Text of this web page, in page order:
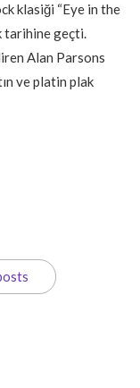
klasiği “Eye in the
tarihine geçti.
Alan Parsons
ve platin plak